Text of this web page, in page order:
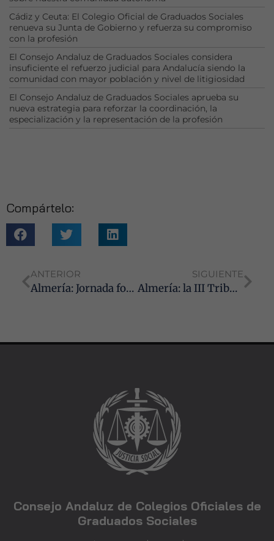
Cádiz y Ceuta: El Colegio Oficial de Graduados Sociales
renueva su Junta de Gobierno y refuerza su compromiso
con la profesión
El Consejo Andaluz de Graduados Sociales considera
insuficiente el refuerzo judicial para Andalucía siendo la
comunidad con mayor población y nivel de litigiosidad
El Consejo Andaluz de Graduados Sociales aprueba su
nueva estrategia para reforzar la coordinación, la
especialización y la representación de la profesión
Compártelo:
ANTERIOR
Almería: Jornada formativa con motivo del Día Internacional del Migrante bajo el título “La Realidad Migratoria en España: retos y oportunidades»
SIGUIENTE
Almería: la III Tribuna Laboral inaugura su programación con una jornada sobre ejecución de sentencias en impugnación de alta médica
Consejo Andaluz de Colegios Oficiales de
Graduados Sociales
comportamiento
mientras visitas
aumentas la
posibilidad de
ver contenido y
ofertas
personalizados.